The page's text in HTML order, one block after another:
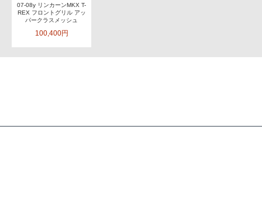
07-08y リンカーンMKX T-
REX フロントグリル アッ
パークラスメッシュ
100,400円